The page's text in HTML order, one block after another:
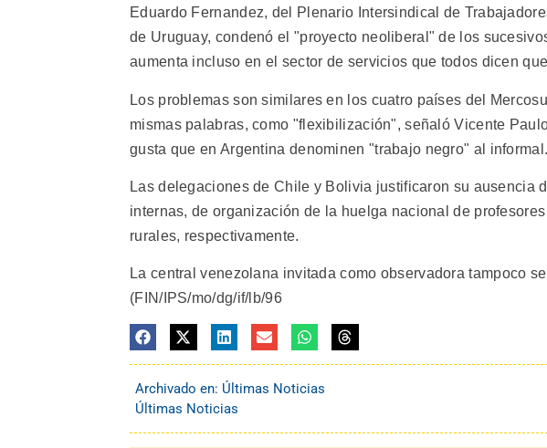
Eduardo Fernandez, del Plenario Intersindical de
de Uruguay, condenó el "proyecto neoliberal" de los
aumenta incluso en el sector de servicios que todos dicen
Los problemas son similares en los cuatro países del
mismas palabras, como "flexibilización", señaló Vicente
gusta que en Argentina denominen "trabajo negro" al informal.
Las delegaciones de Chile y Bolivia justificaron su ausencia
internas, de organización de la huelga nacional de
rurales, respectivamente.
La central venezolana invitada como observadora tampoco
(FIN/IPS/mo/dg/if/lb/96
Archivado en: Últimas Noticias
Últimas Noticias